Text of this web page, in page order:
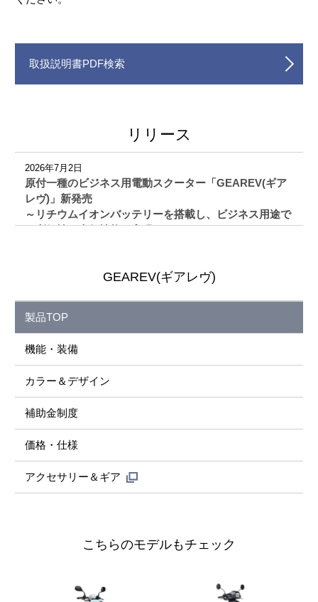
取扱説明書PDF検索
リリース
2026年7月2日
原付一種のビジネス用電動スクーター「GEAREV(ギア
レヴ)」新発売
～リチウムイオンバッテリーを搭載し、ビジネス用途で
の利便性・走行性能を実現～
GEAREV(ギアレヴ)
製品TOP
機能・装備
カラー＆デザイン
補助金制度
価格・仕様
アクセサリー＆ギア
こちらのモデルもチェック